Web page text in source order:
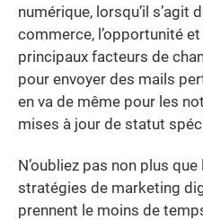
numérique, lorsqu’il s’agit
commerce, l’opportunité
principaux facteurs de
pour envoyer des mails
en va de même pour les
mises à jour de statut
N’oubliez pas non plus
stratégies de marketing
prennent le moins de